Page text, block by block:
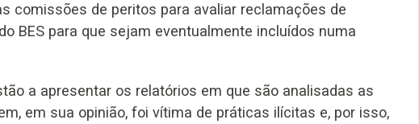
comissões de peritos para avaliar reclamações de
BES para que sejam eventualmente incluídos numa
a apresentar os relatórios em que são analisadas as
em sua opinião, foi vítima de práticas ilícitas e, por isso,